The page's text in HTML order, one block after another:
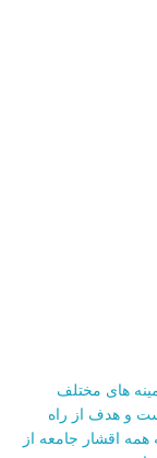
پشتی از اواخر سال 1390 در زمینه های مختلف
و هدف از راه
اقشار جامعه از